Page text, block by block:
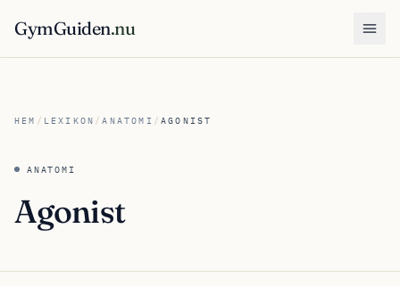
GymGuiden.nu
HEM / LEXIKON /ANATOMI /AGONIST
ANATOMI
Agonist